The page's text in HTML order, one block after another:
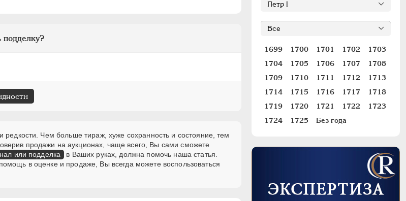
подделку?
Чем больше тираж, хуже сохранность и состояние, тем
продажи на аукционах, чаще всего, Вы сами сможете
или подделка
в Ваших руках, должна помочь наша статья.
в оценке и продаже, Вы всегда можете воспользоваться
1699 1700 1701 1702
1703
1704
1705 1706 1707
1708
1709
1710 1711 1712
1713
1714
1715 1716 1717
1718
1719
1720 1721 1722
1723
1724
1725 Без года